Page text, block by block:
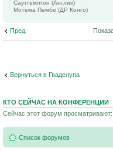
Саутгемптон (Англия)
Мотема Пембе (ДР Конго)
Пред.
Вернуться в Гваделупа
КТО СЕЙЧАС НА КОНФЕРЕНЦИИ
Сейчас этот форум просматривают:
Список форумов